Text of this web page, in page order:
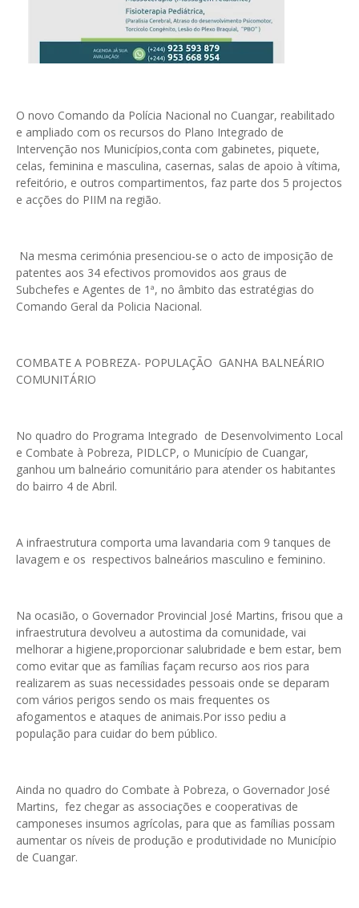
O novo Comando da Polícia Nacional no Cuangar, reabilitado
e ampliado com os recursos do Plano Integrado de
Intervenção nos Municípios,conta com gabinetes, piquete,
celas, feminina e masculina, casernas, salas de apoio à vítima,
refeitório, e outros compartimentos, faz parte dos 5 projectos
e acções do PIIM na região.
Na mesma cerimónia presenciou-se o acto de imposição de
patentes aos 34 efectivos promovidos aos graus de
Subchefes e Agentes de 1ª, no âmbito das estratégias do
Comando Geral da Policia Nacional.
COMBATE A POBREZA- POPULAÇÃO GANHA BALNEÁRIO
COMUNITÁRIO
No quadro do Programa Integrado de Desenvolvimento Local
e Combate à Pobreza, PIDLCP, o Município de Cuangar,
ganhou um balneário comunitário para atender os habitantes
do bairro 4 de Abril.
A infraestrutura comporta uma lavandaria com 9 tanques de
lavagem e os respectivos balneários masculino e feminino.
Na ocasião, o Governador Provincial José Martins, frisou que a
infraestrutura devolveu a autostima da comunidade, vai
melhorar a higiene,proporcionar salubridade e bem estar, bem
como evitar que as famílias façam recurso aos rios para
realizarem as suas necessidades pessoais onde se deparam
com vários perigos sendo os mais frequentes os
afogamentos e ataques de animais.Por isso pediu a
população para cuidar do bem público.
Ainda no quadro do Combate à Pobreza, o Governador José
Martins, fez chegar as associações e cooperativas de
camponeses insumos agrícolas, para que as famílias possam
aumentar os níveis de produção e produtividade no Município
de Cuangar.